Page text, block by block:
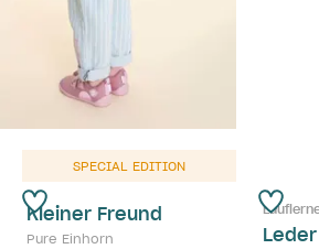
SPECIAL EDITION
Kleiner Freund
Pure Einhorn